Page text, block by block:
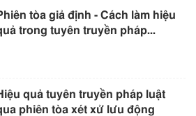
tòa giả định - Cách làm hiệu
trong tuyên truyền pháp...
quả tuyên truyền pháp luật
phiên tòa xét xử lưu động